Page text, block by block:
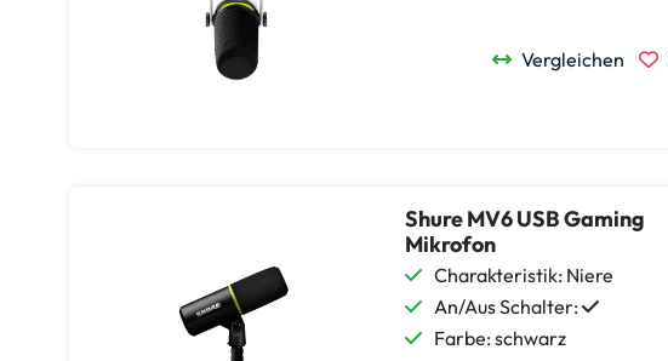
Vergleichen
Shure MV6 USB Gaming
Mikrofon
Charakteristik: Niere
An/Aus Schalter:
Farbe: schwarz